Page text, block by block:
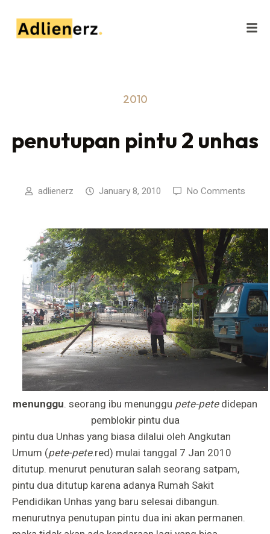
2010
penutupan pintu 2 unhas
adlienerz January 8, 2010 No Comments
menunggu. seorang ibu menunggu pete-petedidepan
pemblokir pintu dua
pintu dua Unhas yang biasa dilalui oleh Angkutan
Umum (pete-pete.red) mulai tanggal 7 Jan 2010
ditutup. menurut penuturan salah seorang satpam,
pintu dua ditutup karena adanya Rumah Sakit
Pendidikan Unhas yang baru selesai dibangun.
menurutnya penutupan pintu dua ini akan permanen.